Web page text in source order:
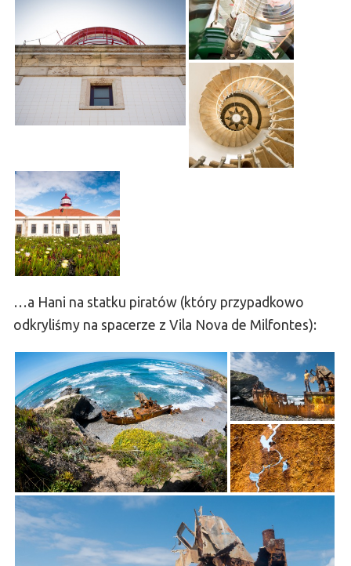
…a Hani na statku piratów (który przypadkowo
odkryliśmy na spacerze z Vila Nova de Milfontes):